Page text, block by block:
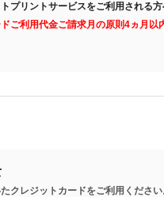
プリントサービスをご利用される方
ご利用代金ご請求月の原則4ヵ月以
クレジットカードをご利用ください